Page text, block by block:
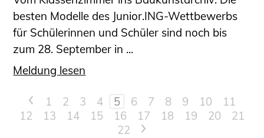
besten Modelle des Junior.ING-Wettbewerbs
für Schülerinnen und Schüler sind noch bis
zum 28. September in ...
Meldung lesen
< 1 2 3 4 5 6 7 8 9 10
11
12
13 14 15 16 17 18 19 20
21
22
>